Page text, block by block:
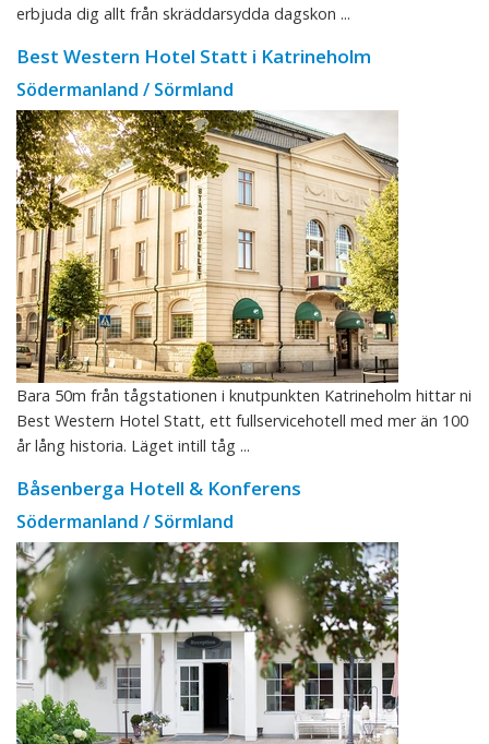
erbjuda dig allt från skräddarsydda dagskon ...
Best Western Hotel Statt i Katrineholm
Södermanland / Sörmland
Bara 50m från tågstationen i knutpunkten Katrineholm hittar ni
Best Western Hotel Statt, ett fullservicehotell med mer än 100
år lång historia. Läget intill tåg ...
Båsenberga Hotell & Konferens
Södermanland / Sörmland